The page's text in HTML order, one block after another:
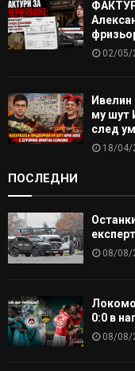
02/05/
му шут
след
18/04/
ПОСЛЕДНИ
08/08/
0:0 в
08/08/